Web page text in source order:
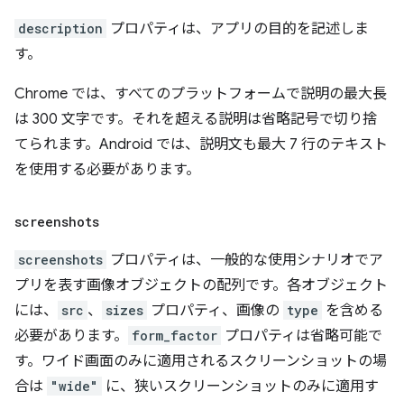
description プロパティは、アプリの目的を記述しま
す。
Chrome では、すべてのプラットフォームで説明の最大長
は 300 文字です。それを超える説明は省略記号で切り捨
てられます。Android では、説明文も最大 7 行のテキスト
を使用する必要があります。
screenshots
screenshots プロパティは、一般的な使用シナリオでア
プリを表す画像オブジェクトの配列です。各オブジェクト
には、
src 、 sizes プロパティ、画像の type を含める
必要があります。
form_factor プロパティは省略可能で
す。ワイド画面のみに適用されるスクリーンショットの場
合は "wide"
に、狭いスクリーンショットのみに適用す